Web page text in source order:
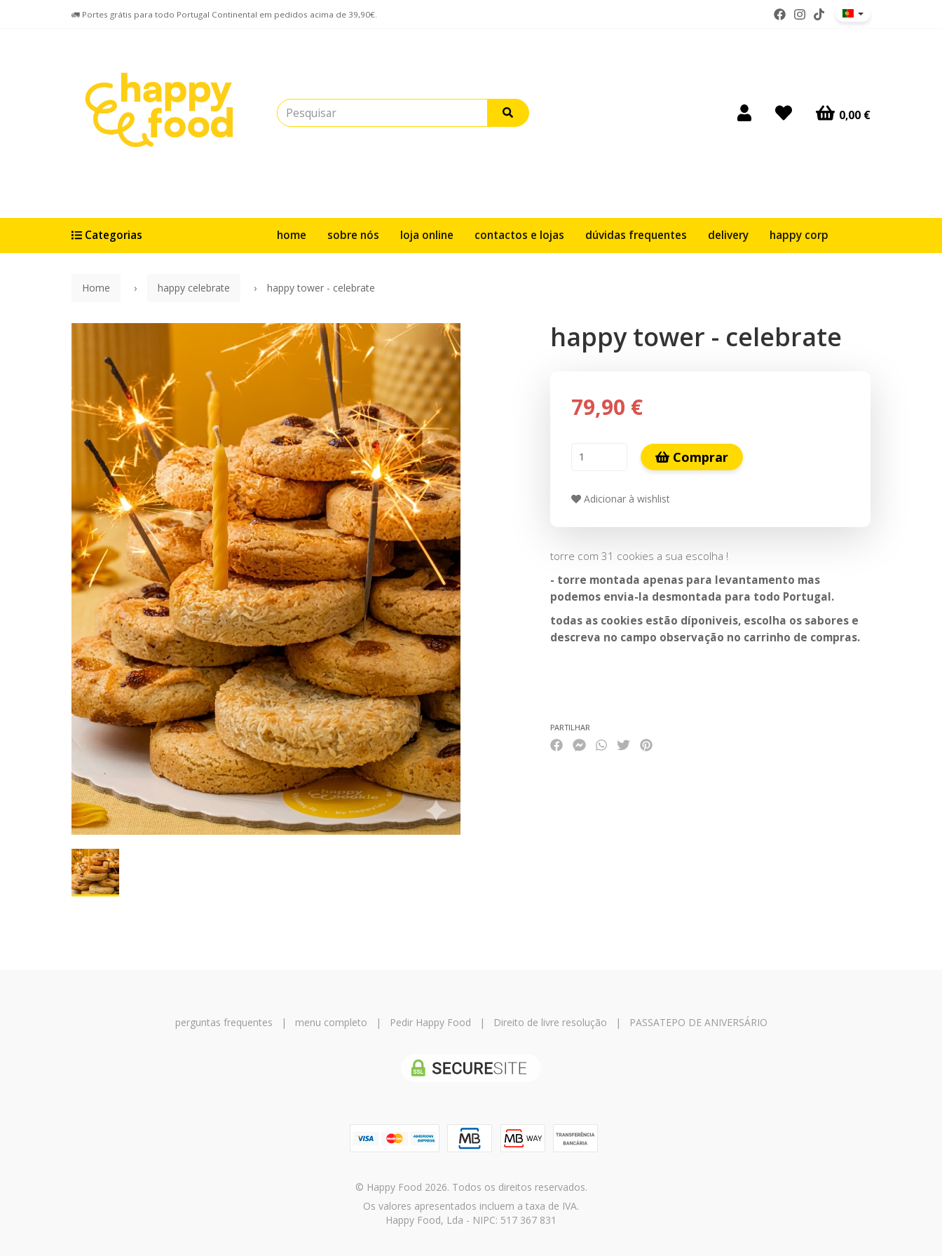
🚛 Portes grátis para todo Portugal Continental em pedidos acima de 39,90€.
0,00 €
home sobre nós loja online contactos e lojas dúvidas frequentes delivery happy corp
Categorias
Home happy celebrate happy tower - celebrate
happy tower - celebrate
79,90 €
Comprar
Adicionar à wishlist
torre com 31 cookies a sua escolha !
- torre montada apenas para levantamento mas
podemos envia-la desmontada para todo Portugal.
todas as cookies estão díponiveis, escolha os sabores e
descreva no campo observação no carrinho de compras.
PARTILHAR
perguntas frequentes | menu completo | Pedir Happy Food | Direito de livre resolução | PASSATEPO DE ANIVERSÁRIO
© Happy Food 2026. Todos os direitos reservados.
Os valores apresentados incluem a taxa de IVA.
Happy Food, Lda - NIPC: 517 367 831